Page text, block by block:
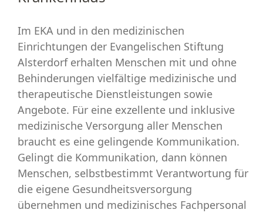
Im EKA und in den medizinischen
Einrichtungen der Evangelischen Stiftung
Alsterdorf erhalten Menschen mit und ohne
Behinderungen vielfältige medizinische und
therapeutische Dienstleistungen sowie
Angebote. Für eine exzellente und inklusive
medizinische Versorgung aller Menschen
braucht es eine gelingende Kommunikation.
Gelingt die Kommunikation, dann können
Menschen, selbstbestimmt Verantwortung für
die eigene Gesundheitsversorgung
übernehmen und medizinisches Fachpersonal